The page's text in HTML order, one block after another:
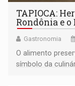
TAPIOCA:
Rondônia e o
Gastronomia
O alimento
símbolo da